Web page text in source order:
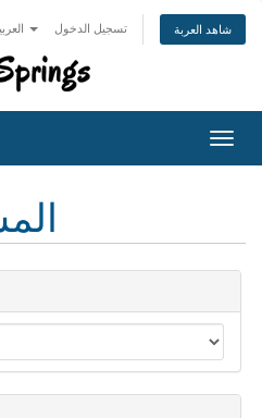
تسجيل الدخول شاهد العربة